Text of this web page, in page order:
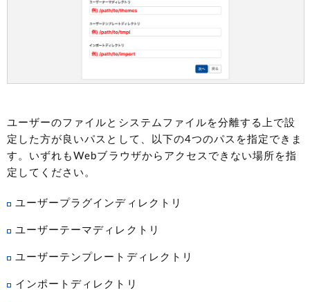
ユーザーのファイルとシステムファイルを分離する上で設
定した方が良いパスとして、以下の4つのパスを指定できま
す。いずれもWebブラウザからアクセスできない場所を指
定してください。
ユーザープラグインディレクトリ
ユーザーテーマディレクトリ
ユーザーテンプレートディレクトリ
インポートディレクトリ